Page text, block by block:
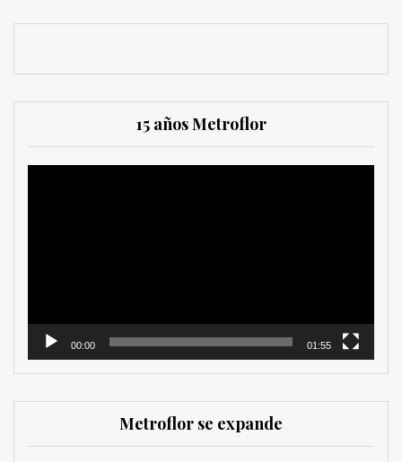
15 años Metroflor
00:00 01:55
Metroflor se expande